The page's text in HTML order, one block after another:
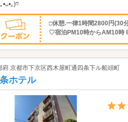
•ᴗ•｡)♡
□休憩.一律1時間2800円(30
♡宿泊PM10時からAM10時
府 京都市下京区西木屋町通四条下ル船頭町
ホテル